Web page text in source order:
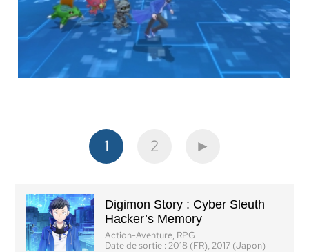
1 2 ►
Digimon Story : Cyber Sleuth
Hacker’s Memory
Action-Aventure, RPG
Date de sortie :2018 (FR), 2017 (Japon)